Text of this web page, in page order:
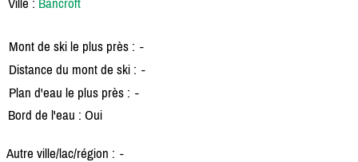
Mont de ski le plus près : -
Distance du mont de ski : -
Plan d'eau le plus près : -
Bord de l'eau : Oui
Autre ville/lac/région : -